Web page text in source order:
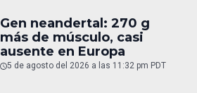
Gen neandertal: 270 g
más de músculo, casi
ausente en Europa
5 de agosto del 2026 a las 11:32 pm PDT